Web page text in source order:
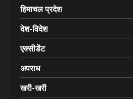
हिमाचल प्रदेश
देश-विदेश
एक्सीडेंट
अपराध
खरी-खरी